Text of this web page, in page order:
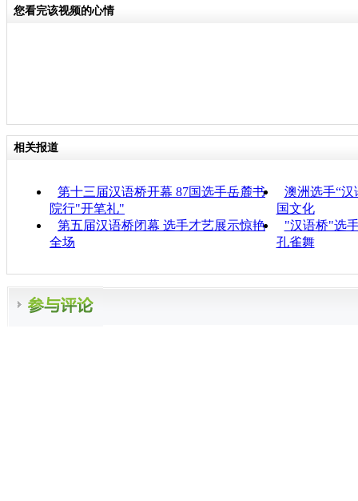
您看完该视频的心情
相关报道
第十三届汉语桥开幕 87国选手岳麓书
院行"开笔礼"
澳洲选手“汉
国文化
第五届汉语桥闭幕 选手才艺展示惊艳
全场
"汉语桥"选
孔雀舞